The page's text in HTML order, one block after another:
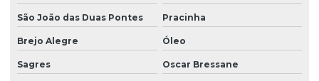
São João das Duas Pontes Pracinha
Brejo Alegre Óleo
Sagres Oscar Bressane